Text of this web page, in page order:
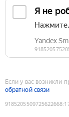
Если у вас возникли
обратной связи
9185205509725622668: